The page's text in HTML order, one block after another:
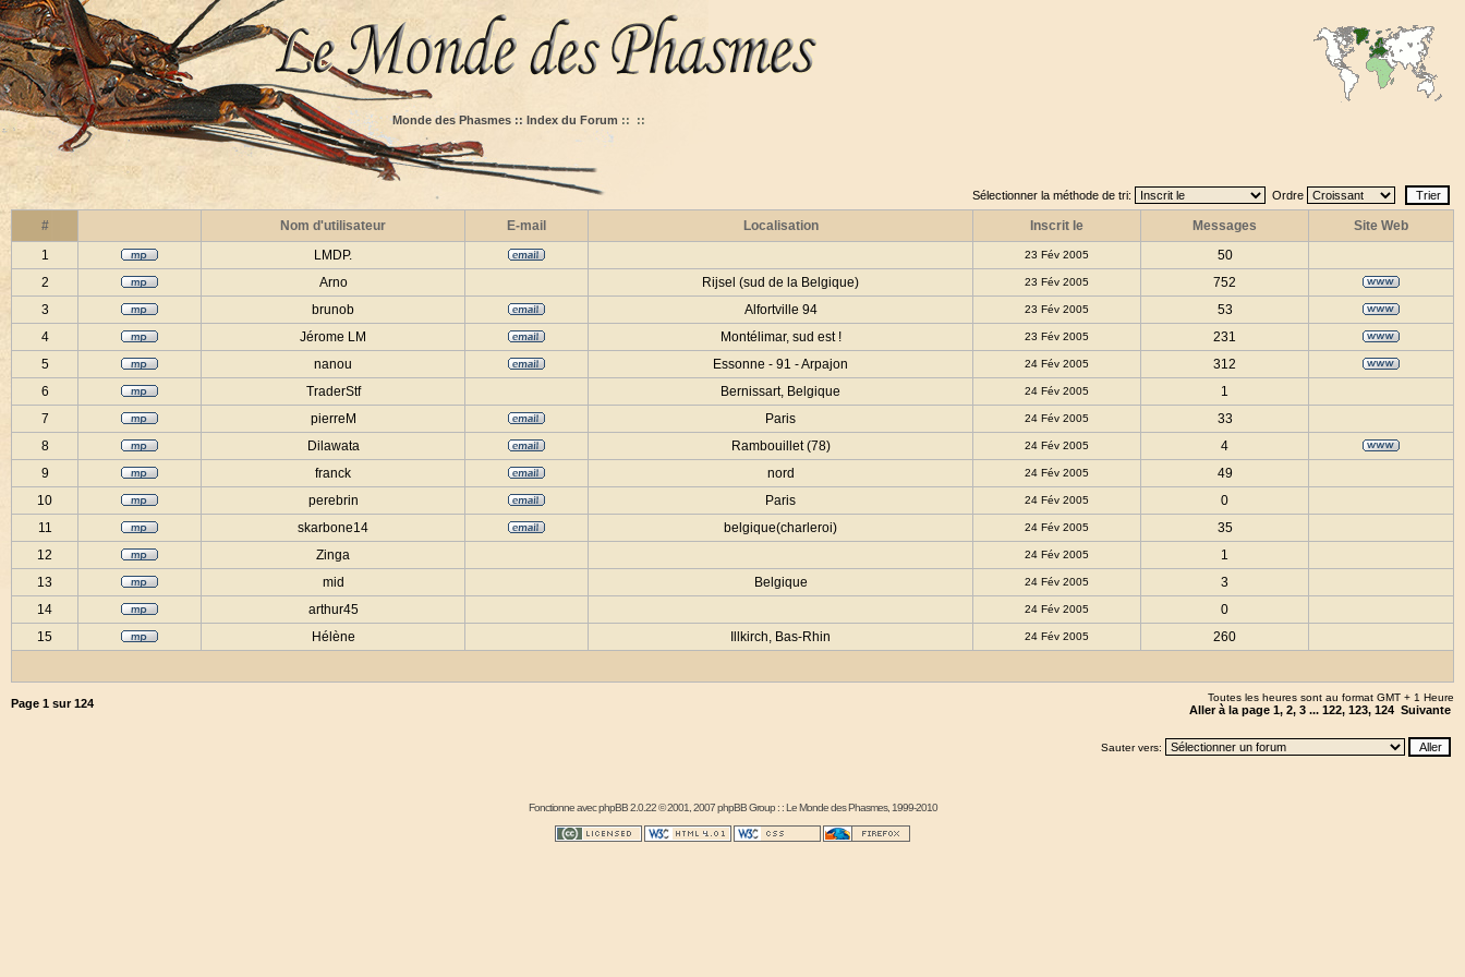
Monde des Phasmes :: Index du Forum :: ::
Sélectionner la méthode de tri: Ordre
# Nom d'utilisateur E-mail Localisation Inscrit le Messages
Site Web
1
LMDP. 23 Fév 2005
50
2
Arno Rijsel (sud de la Belgique) 23 Fév 2005
752
3
brunob Alfortville 94 23 Fév 2005
53
4
Jérome LM Montélimar, sud est ! 23 Fév 2005
231
5
nanou Essonne - 91 - Arpajon 24 Fév 2005
312
6
TraderStf Bernissart, Belgique 24 Fév 2005
1
7
pierreM Paris 24 Fév 2005
33
8
Dilawata Rambouillet (78) 24 Fév 2005
4
9
franck nord 24 Fév 2005
49
10
perebrin Paris 24 Fév 2005
0
11
skarbone14 belgique(charleroi) 24 Fév 2005
35
12
Zinga 24 Fév 2005
1
13
mid Belgique 24 Fév 2005
3
14
arthur45 24 Fév 2005
0
15
Hélène Illkirch, Bas-Rhin 24 Fév 2005 260
Page 1 sur124 Toutes les heures sont au format GMT + 1 Heure
Aller à la page 1, 2, 3 ... 122, 123, 124 Suivante
Sauter vers:
Fonctionne avecphpBB2.0.22 © 2001, 2007 phpBB Group : :Le Monde des Phasmes, 1999-2010